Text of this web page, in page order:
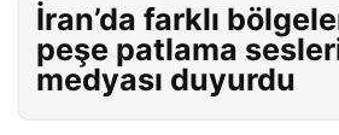
İran’da farklı
peşe patlama
medyası duyurdu